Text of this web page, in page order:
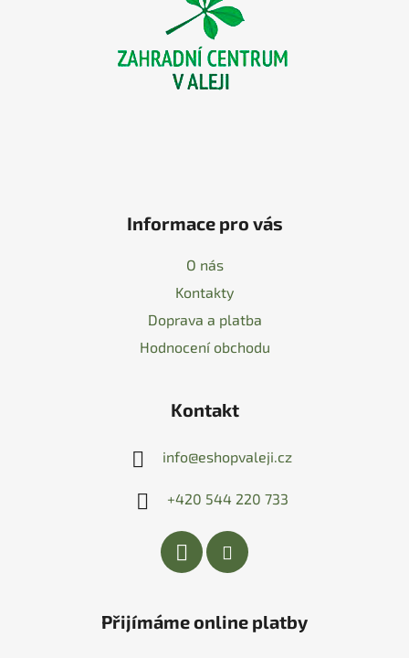
Informace pro vás
O nás
Kontakty
Doprava a platba
Hodnocení obchodu
Kontakt
info@eshopvaleji.cz
+420 544 220 733
Přijímáme online platby